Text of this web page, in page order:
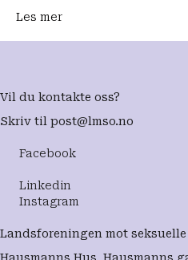
Les mer
Vil du kontakte oss?
Skriv til post@lmso.no
Facebook
Linkedin
Instagram
Landsforeningen mot